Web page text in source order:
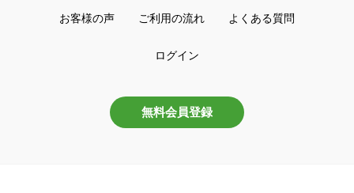
お客様の声 ご利用の流れ よくある質問
ログイン
無料会員登録